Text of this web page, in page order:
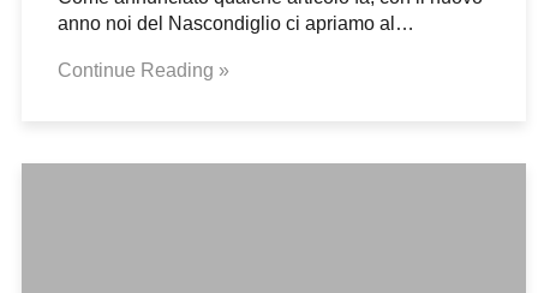
anno noi del Nascondiglio ci apriamo al…
Continue Reading »